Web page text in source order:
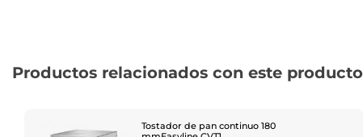
Productos relacionados con este producto
Tostador de pan continuo 180